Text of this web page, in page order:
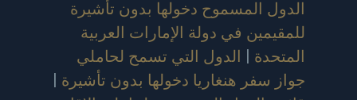
الدول المسموح دخولها بدون تأشيرة
للمقيمين في دولة الإمارات العربية
المتحدة | الدول التي تسمح لحاملي
جواز سفر هنغاريا دخولها بدون تأشيرة |